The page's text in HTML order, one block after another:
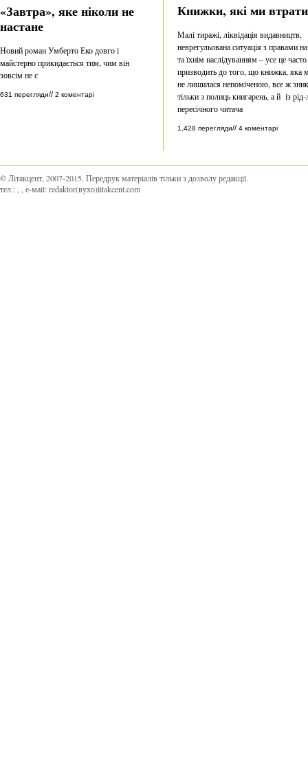
«Завтра», яке ніколи не
настане
Новий роман Умберто Еко довго і
майстерно прикидається тим, чим він
зовсім не є
631 перегляди// 2 коментарі
Книжки, які ми
Малі тиражі, ліквідація видавництв,
неврегульована ситуація з правами
та їхнім наслідуванням – усе це часто
призводить до того, що книжка, яка
не лишилася непоміченою, все ж
тільки з полиць книгарень, а й із рід-
пересічного читача
1,428 перегляди// 4 коментарі
© Літакцент, 2007-2015. Передрук матеріалів тільки з дозволу редакції.
тел.:
, е-маіl:redaktor(вухо)litakcent.com